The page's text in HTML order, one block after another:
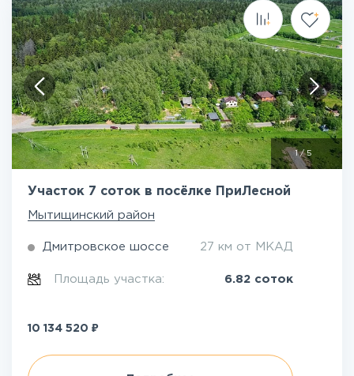
1/5
Участок 7 соток в посёлке ПриЛесной
Мытищинский район
Дмитровское шоссе 27 км от МКАД
Площадь участка: 6.82 соток
10 134 520 ₽